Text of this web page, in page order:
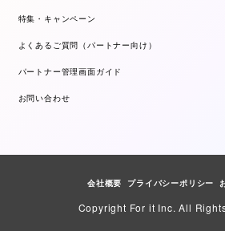
特集・キャンペーン
よくあるご質問（パートナー向け）
パートナー管理画面ガイド
お問い合わせ
会社概要 プライバシーポリシー
Copyright For it Inc. All